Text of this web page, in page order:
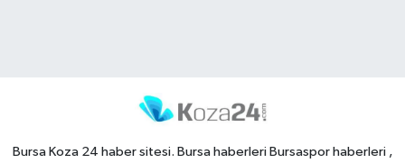
Bursa Koza 24 haber sitesi. Bursa haberleri Bursaspor haberleri ,